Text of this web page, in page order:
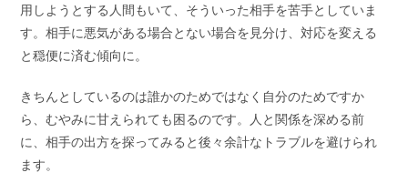
用しようとする人間もいて、そういった相手を苦手としていま
す。相手に悪気がある場合とない場合を見分け、対応を変える
と穏便に済む傾向に。
きちんとしているのは誰かのためではなく自分のためですか
ら、むやみに甘えられても困るのです。人と関係を深める前
に、相手の出方を探ってみると後々余計なトラブルを避けられ
ます。